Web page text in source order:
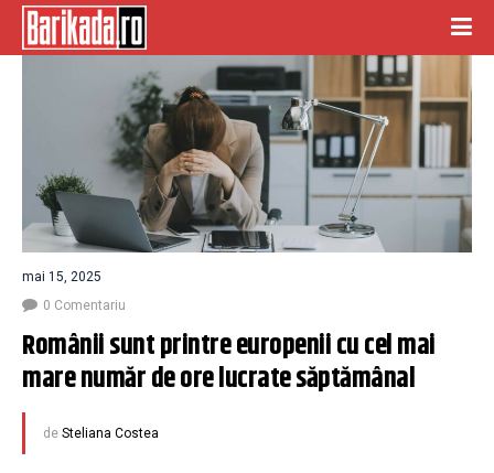
mai 15, 2025
0 Comentariu
Românii sunt printre europenii cu cel mai
mare număr de ore lucrate săptămânal
de Steliana Costea